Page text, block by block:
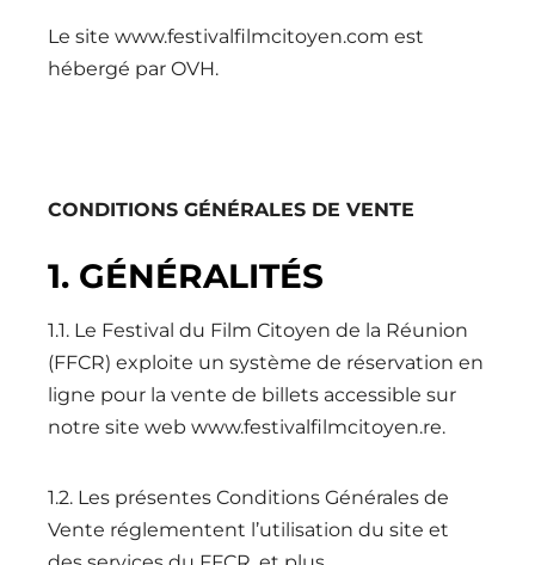
Le site www.festivalfilmcitoyen.com est
hébergé par OVH.
CONDITIONS GÉNÉRALES DE VENTE
1. GÉNÉRALITÉS
1.1. Le Festival du Film Citoyen de la Réunion
(FFCR) exploite un système de réservation en
ligne pour la vente de billets accessible sur
notre site web www.festivalfilmcitoyen.re.
1.2. Les présentes Conditions Générales de
Vente réglementent l’utilisation du site et